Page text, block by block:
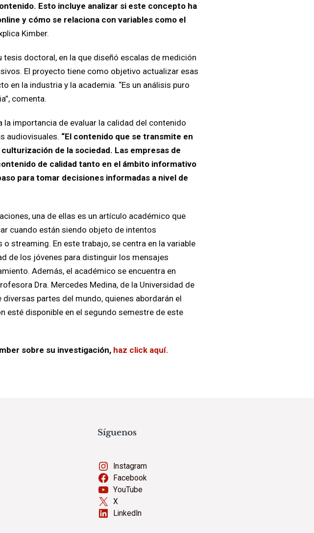
Esto incluye analizar si este concepto ha
y cómo se relaciona con variables como el
Kimber.
doctoral, en la que diseñó escalas de medición
El proyecto tiene como objetivo actualizar esas
en la industria y la academia. “Es un análisis puro
comenta.
importancia de evaluar la calidad del contenido
audiovisuales. “El contenido que se transmite en
de la sociedad. Las empresas de
de calidad tanto en el ámbito informativo
para tomar decisiones informadas a nivel de
una de ellas es un artículo académico que
cuando están siendo objeto de intentos
streaming. En este trabajo, se centra en la variable
de los jóvenes para distinguir los mensajes
Además, el académico se encuentra en
Dra. Mercedes Medina, de la Universidad de
partes del mundo, quienes abordarán el
esté disponible en el segundo semestre de este
sobre su investigación, haz click aquí.
Síguenos
Instagram
Facebook
YouTube
X
LinkedIn